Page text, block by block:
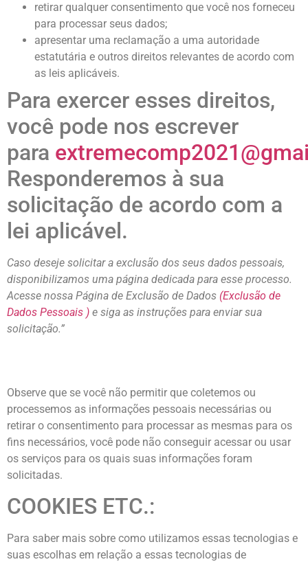
retirar qualquer consentimento que você nos forneceu
para processar seus dados;
apresentar uma reclamação a uma autoridade
estatutária e outros direitos relevantes de acordo com
as leis aplicáveis.
Para exercer esses direitos,
você pode nos escrever
para
Responderemos à sua
solicitação de acordo com a
lei aplicável.
Caso deseje solicitar a exclusão dos seus dados pessoais,
disponibilizamos uma página dedicada para esse processo.
Acesse nossa Página de Exclusão de Dados (Exclusão de
Dados Pessoais ) e siga as instruções para enviar sua
solicitação.”
Observe que se você não permitir que coletemos ou
processemos as informações pessoais necessárias ou
retirar o consentimento para processar as mesmas para os
fins necessários, você pode não conseguir acessar ou usar
os serviços para os quais suas informações foram
solicitadas.
COOKIES ETC.:
Para saber mais sobre como utilizamos essas tecnologias e
suas escolhas em relação a essas tecnologias de